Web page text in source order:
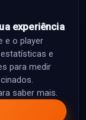
reservados.
de Utilização
experiência
e o player
e
para medir
saber mais.